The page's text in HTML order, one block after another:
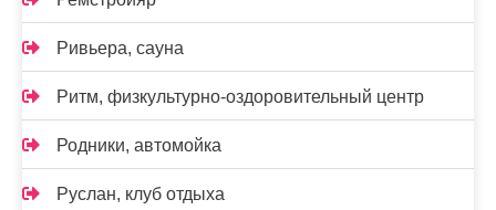
Ривьера, сауна
Ритм, физкультурно-оздоровительный центр
Родники, автомойка
Руслан, клуб отдыха